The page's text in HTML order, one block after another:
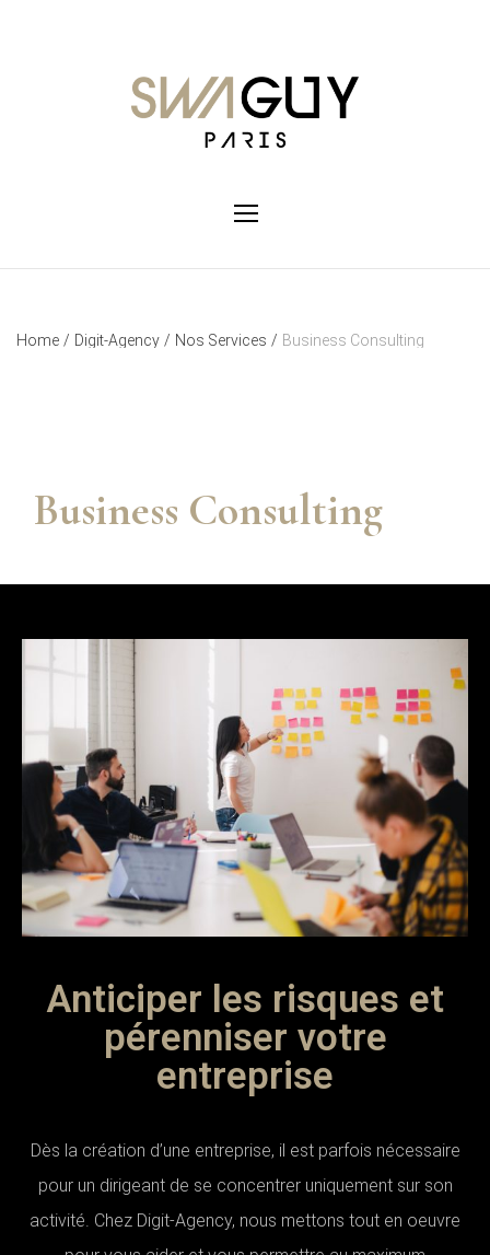
Home / Digit-Agency / Nos Services / Business Consulting
Business Consulting
Anticiper les risques et
pérenniser votre
entreprise
Dès la création d’une entreprise, il est parfois nécessaire
pour un dirigeant de se concentrer uniquement sur son
activité. Chez Digit-Agency, nous mettons tout en oeuvre